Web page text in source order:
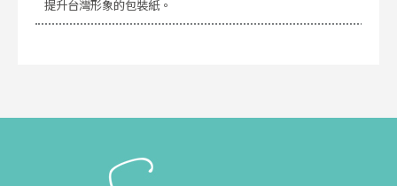
提升台灣形象的包裝紙。